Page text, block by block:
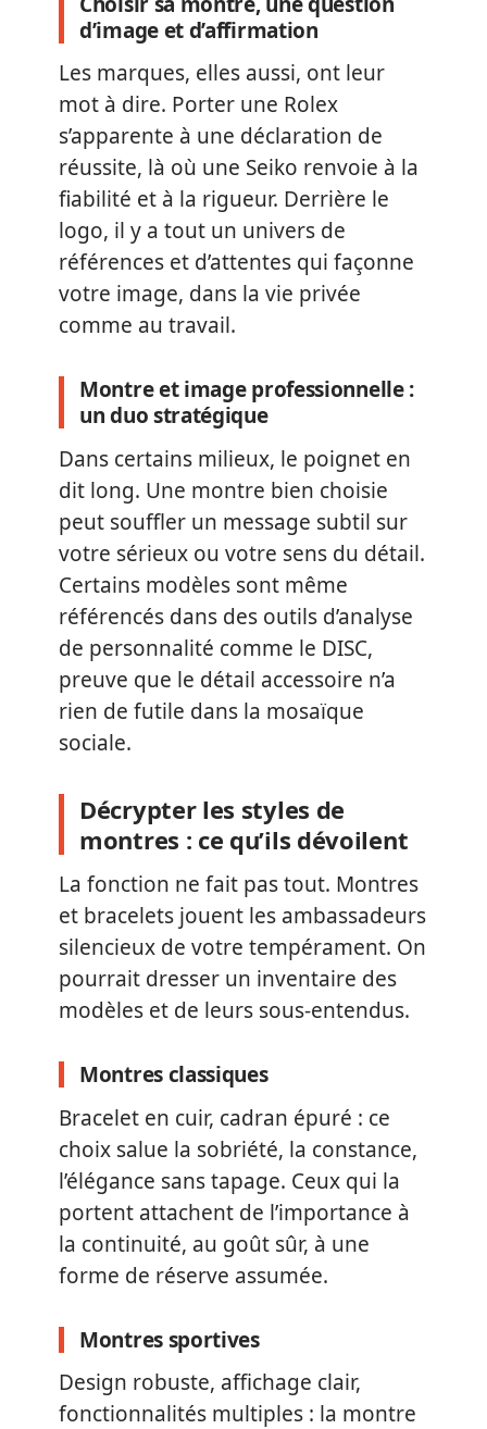
d’image et d’affirmation
Les marques, elles aussi, ont leur
mot à dire. Porter une Rolex
s’apparente à une déclaration de
réussite, là où une Seiko renvoie à la
fiabilité et à la rigueur. Derrière le
logo, il y a tout un univers de
références et d’attentes qui façonne
votre image, dans la vie privée
comme au travail.
Montre et image professionnelle :
un duo stratégique
Dans certains milieux, le poignet en
dit long. Une montre bien choisie
peut souffler un message subtil sur
votre sérieux ou votre sens du détail.
Certains modèles sont même
référencés dans des outils d’analyse
de personnalité comme le DISC,
preuve que le détail accessoire n’a
rien de futile dans la mosaïque
sociale.
Décrypter les styles de
montres : ce qu’ils dévoilent
La fonction ne fait pas tout. Montres
et bracelets jouent les ambassadeurs
silencieux de votre tempérament. On
pourrait dresser un inventaire des
modèles et de leurs sous-entendus.
Montres classiques
Bracelet en cuir, cadran épuré : ce
choix salue la sobriété, la constance,
l’élégance sans tapage. Ceux qui la
portent attachent de l’importance à
la continuité, au goût sûr, à une
forme de réserve assumée.
Montres sportives
Design robuste, affichage clair,
fonctionnalités multiples : la montre